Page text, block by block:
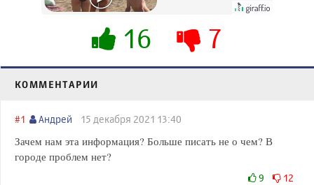
их не видят...
16 7
КОММЕНТАРИИ
#1 Андрей 15 декабря 2021 13:40
Зачем нам эта информация? Больше писать не о чем? В
городе проблем нет?
9 12